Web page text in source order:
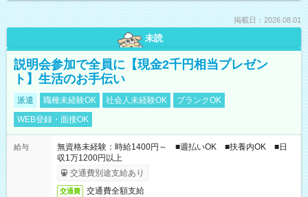
掲載日：2026.08.01
未読
説明会参加で全員に【現金2千円相当プレゼン
ト】生活のお手伝い
派遣 職種未経験OK 社会人未経験OK
ブランクOK
WEB登録・面接OK
給与
無資格未経験：時給1400円～ ■週払いOK ■扶養内OK ■日
収1万1200円以上
交通費別途支給あり
交通費 交通費全額支給